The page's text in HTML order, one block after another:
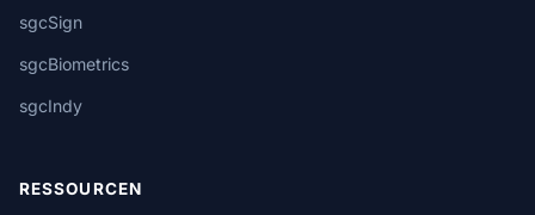
sgcSign
sgcBiometrics
sgcIndy
RESSOURCEN